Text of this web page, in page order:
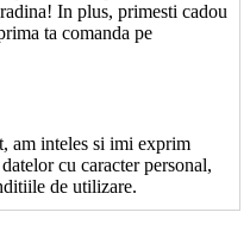
In plus, primesti cadou
ta comanda pe
am inteles si imi exprim
cu caracter personal,
de utilizare.